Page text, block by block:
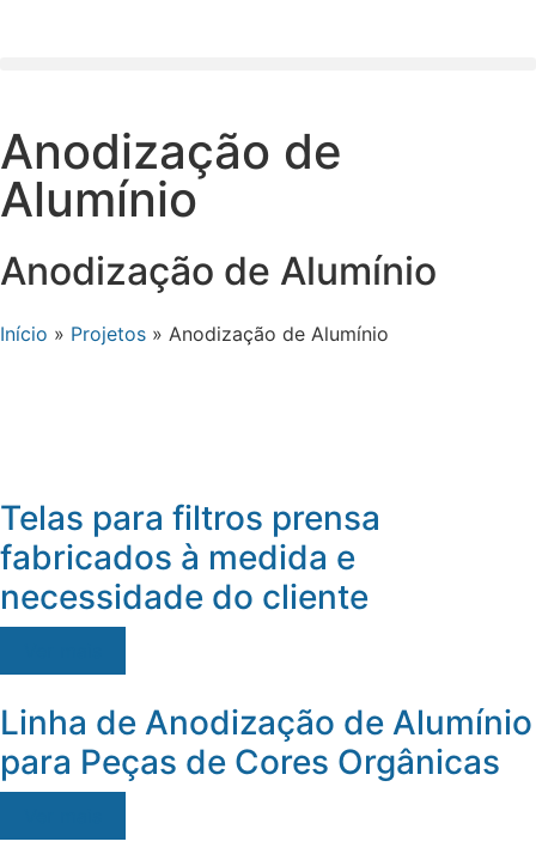
Anodização de
Alumínio
Anodização de Alumínio
Início » Projetos » Anodização de Alumínio
Telas para filtros prensa
fabricados à medida e
necessidade do cliente
Linha de Anodização de Alumínio
para Peças de Cores Orgânicas